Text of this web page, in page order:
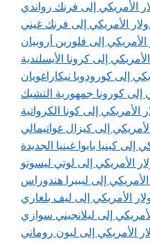
الأمريكي إلى فرنك رواندي
الأمريكي إلى فرنك غيني
الأمريكي إلى فلورين أروبيان
إلى كرونا الأيسلندية
إلى كورودوبا نيكاراغويان
إلى كورونا جمهورية التشيك
الأمريكي إلى كونا الكرواتية
إلى كيزال غواتيمالي
إلى كينيا بابوا غينيا الجديدة
الأمريكي إلى لوتي ليسوتو
الأمريكي إلى ليبيرا هندوراس
الأمريكي إلى ليف بلغاري
إلى ليلانجيني سوازي
الأمريكي إلى ليون روماني